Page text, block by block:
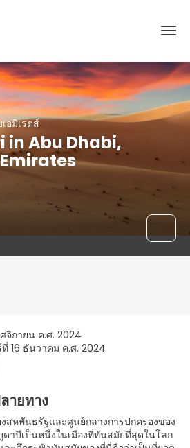
อมิเรตส์
in Abu Dhabi,
จิกายน ค.ศ. 2024
16 ธันวาคม ค.ศ. 2024
ายทาง
สหพันธรัฐและศูนย์กลางการปกครองของ
ดาบีเป็นหนึ่งในเมืองที่ทันสมัยที่สุดในโลก